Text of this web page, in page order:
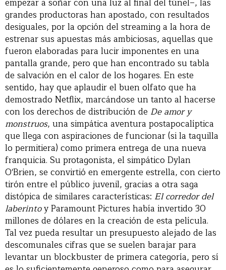
grandes productoras han apostado, con resultados
desiguales, por la opción del streaming a la hora de
estrenar sus apuestas más ambiciosas, aquellas que
fueron elaboradas para lucir imponentes en una
pantalla grande, pero que han encontrado su tabla
de salvación en el calor de los hogares. En este
sentido, hay que aplaudir el buen olfato que ha
demostrado Netflix, marcándose un tanto al hacerse
con los derechos de distribución de De amor y
monstruos, una simpática aventura postapocalíptica
que llega con aspiraciones de funcionar (si la taquilla
lo permitiera) como primera entrega de una nueva
franquicia. Su protagonista, el simpático Dylan
O'Brien, se convirtió en emergente estrella, con cierto
tirón entre el público juvenil, gracias a otra saga
distópica de similares características: El corredor del
laberintoy Paramount Pictures había invertido 30
millones de dólares en la creación de esta película.
Tal vez pueda resultar un presupuesto alejado de las
descomunales cifras que se suelen barajar para
levantar un blockbuster de primera categoría, pero sí